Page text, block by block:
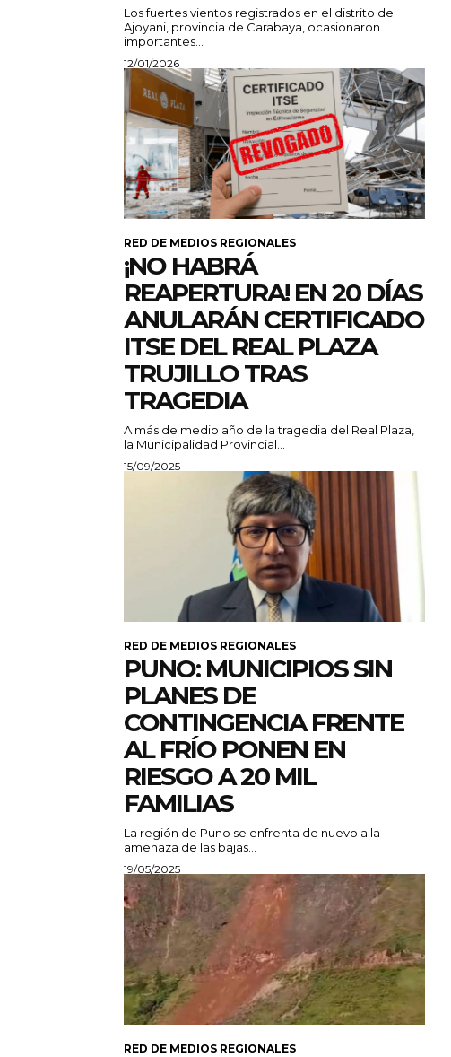
Los fuertes vientos registrados en el distrito de
Ajoyani, provincia de Carabaya, ocasionaron
importantes...
12/01/2026
RED DE MEDIOS REGIONALES
¡NO HABRÁ
REAPERTURA! EN 20 DÍAS
ANULARÁN CERTIFICADO
ITSE DEL REAL PLAZA
TRUJILLO TRAS
TRAGEDIA
A más de medio año de la tragedia del Real Plaza,
la Municipalidad Provincial...
15/09/2025
RED DE MEDIOS REGIONALES
PUNO: MUNICIPIOS SIN
PLANES DE
CONTINGENCIA FRENTE
AL FRÍO PONEN EN
RIESGO A 20 MIL
FAMILIAS
La región de Puno se enfrenta de nuevo a la
amenaza de las bajas...
19/05/2025
RED DE MEDIOS REGIONALES